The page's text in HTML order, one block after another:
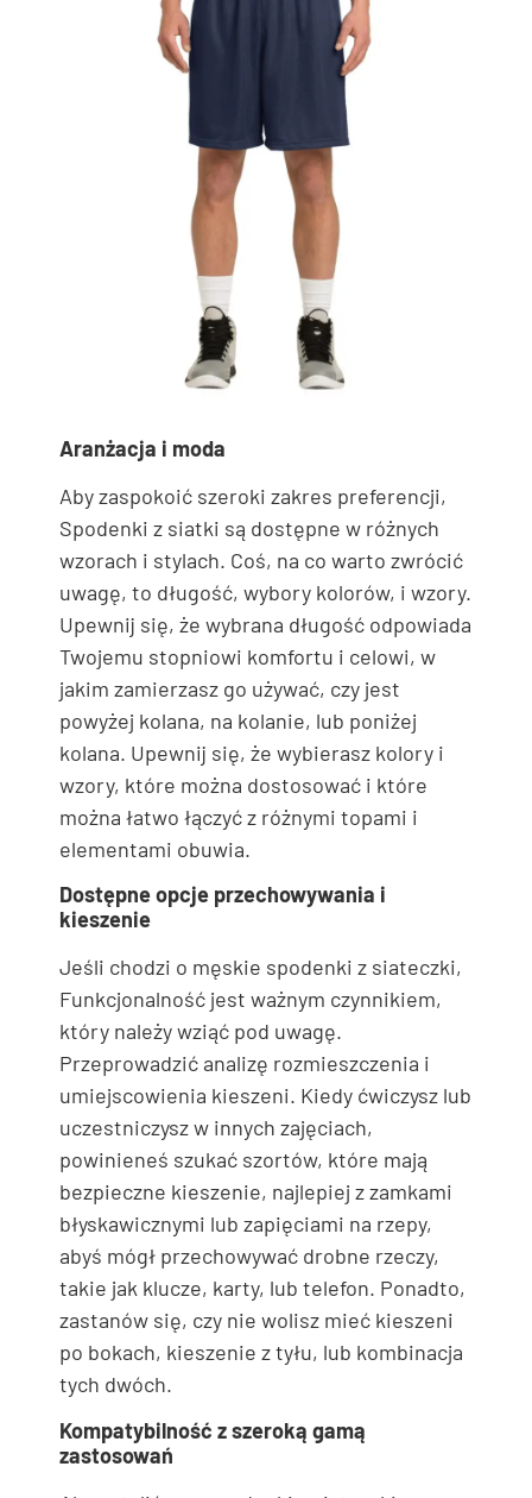
Aranżacja i moda
Aby zaspokoić szeroki zakres preferencji,
Spodenki z siatki są dostępne w różnych
wzorach i stylach. Coś, na co warto zwrócić
uwagę, to długość, wybory kolorów, i wzory.
Upewnij się, że wybrana długość odpowiada
Twojemu stopniowi komfortu i celowi, w
jakim zamierzasz go używać, czy jest
powyżej kolana, na kolanie, lub poniżej
kolana. Upewnij się, że wybierasz kolory i
wzory, które można dostosować i które
można łatwo łączyć z różnymi topami i
elementami obuwia.
Dostępne opcje przechowywania i
kieszenie
Jeśli chodzi o męskie spodenki z siateczki,
Funkcjonalność jest ważnym czynnikiem,
który należy wziąć pod uwagę.
Przeprowadzić analizę rozmieszczenia i
umiejscowienia kieszeni. Kiedy ćwiczysz lub
uczestniczysz w innych zajęciach,
powinieneś szukać szortów, które mają
bezpieczne kieszenie, najlepiej z zamkami
błyskawicznymi lub zapięciami na rzepy,
abyś mógł przechowywać drobne rzeczy,
takie jak klucze, karty, lub telefon. Ponadto,
zastanów się, czy nie wolisz mieć kieszeni
po bokach, kieszenie z tyłu, lub kombinacja
tych dwóch.
Kompatybilność z szeroką gamą
zastosowań